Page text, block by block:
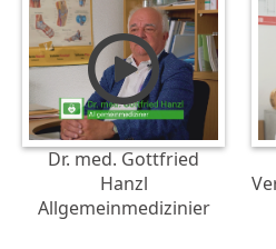
Dr. med. Gottfried
Hanzl
Allgemeinmedizinier